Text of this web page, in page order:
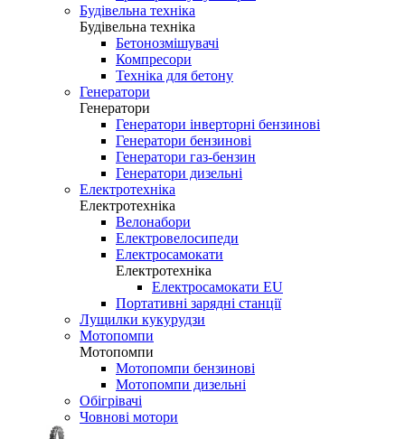
Будівельна техніка
Будівельна техніка
Бетонозмішувачі
Компресори
Техніка для бетону
Генератори
Генератори
Генератори інверторні бензинові
Генератори бензинові
Генератори газ-бензин
Генератори дизельні
Електротехніка
Електротехніка
Велонабори
Електровелосипеди
Електросамокати
Електротехніка
Електросамокати EU
Портативні зарядні станції
Лущилки кукурудзи
Мотопомпи
Мотопомпи
Мотопомпи бензинові
Мотопомпи дизельні
Обігрівачі
Човнові мотори